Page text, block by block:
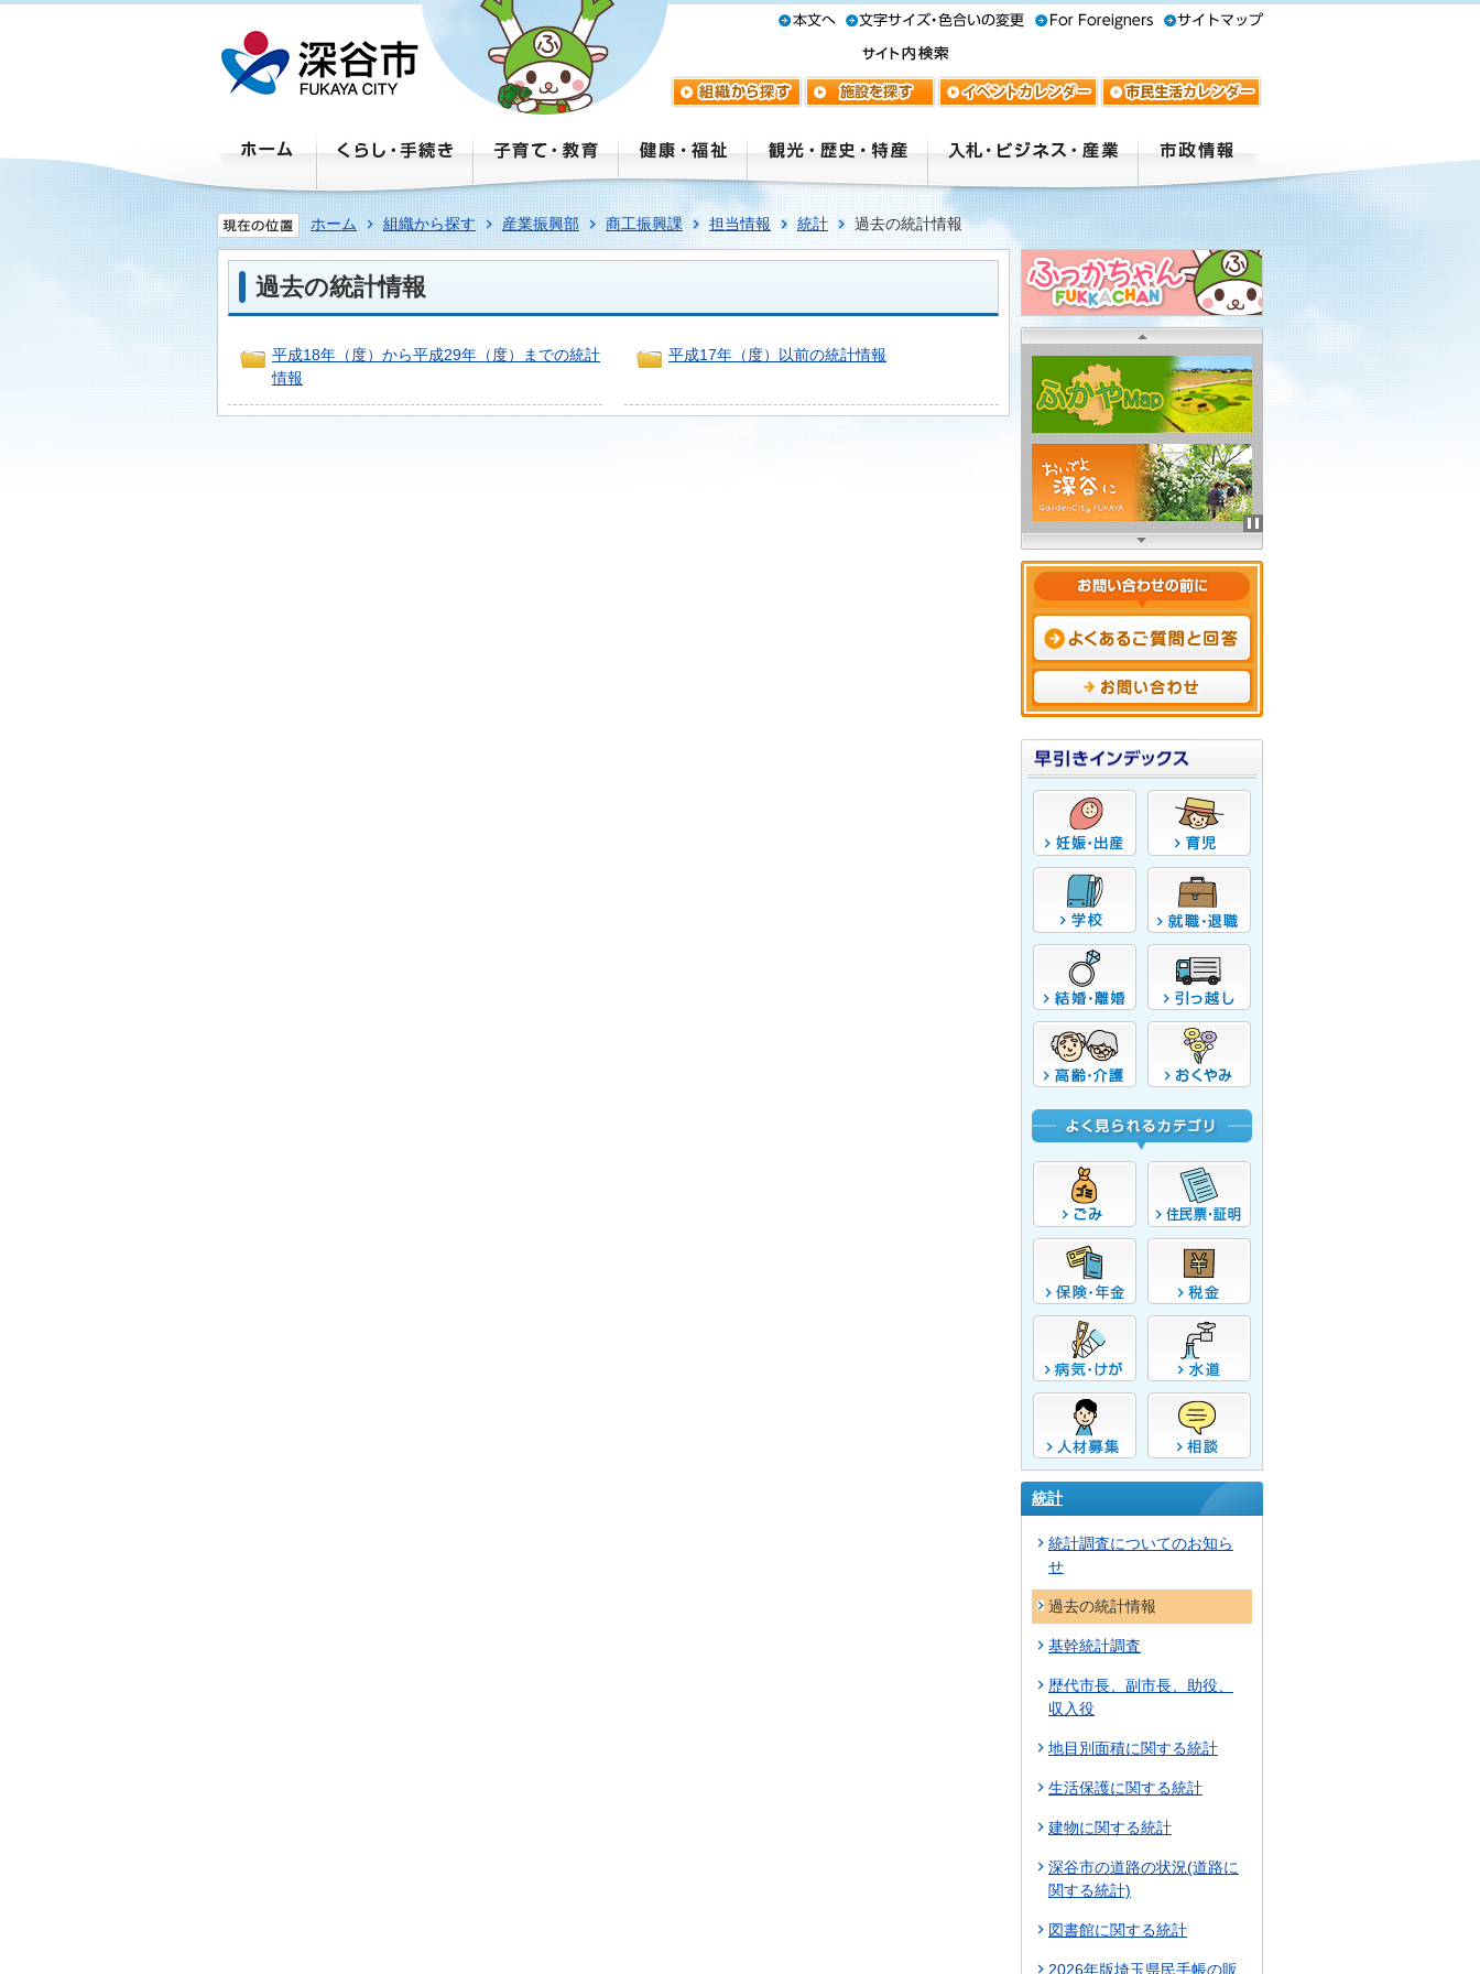
ホーム 組織から探す 産業振興部 商工振興課 担当情報 統計 過去の統計情報
過去の統計情報
平成18年（度）から平成29年（度）までの統計
情報
平成17年（度）以前の統計情報
統計
統計調査についてのお知ら
せ
過去の統計情報
基幹統計調査
歴代市長、副市長、助役、
収入役
地目別面積に関する統計
生活保護に関する統計
建物に関する統計
深谷市の道路の状況(道路に
関する統計)
図書館に関する統計
2026年版埼玉県民手帳の販